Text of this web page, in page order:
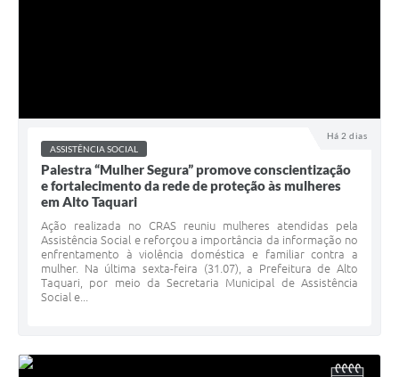
Há 2 dias
ASSISTÊNCIA SOCIAL
Palestra “Mulher Segura” promove conscientização
e fortalecimento da rede de proteção às mulheres
em Alto Taquari
Ação realizada no CRAS reuniu mulheres atendidas pela
Assistência Social e reforçou a importância da informação no
enfrentamento à violência doméstica e familiar contra a
mulher. Na última sexta-feira (31.07), a Prefeitura de Alto
Taquari, por meio da Secretaria Municipal de Assistência
Social e...